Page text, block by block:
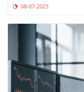
08-07-2023